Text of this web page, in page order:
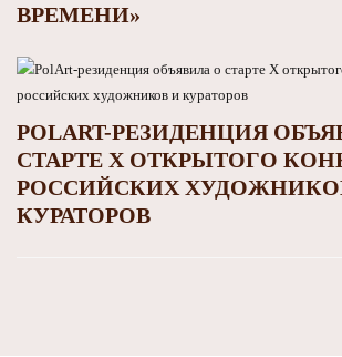
ВРЕМЕНИ»
POLART-РЕЗИДЕНЦИЯ
СТАРТЕ X ОТКРЫТОГО
РОССИЙСКИХ
КУРАТОРОВ